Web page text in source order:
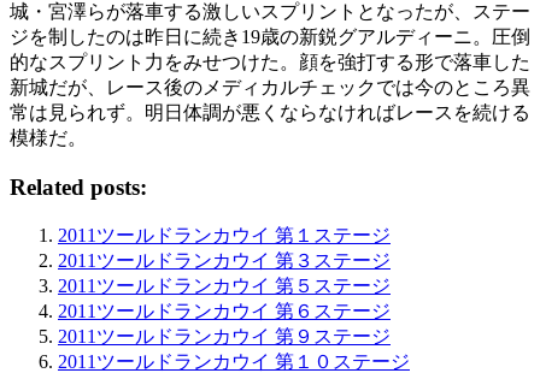
城・宮澤らが落車する激しいスプリントとなったが、ステー
ジを制したのは昨日に続き19歳の新鋭グアルディーニ。圧倒
的なスプリント力をみせつけた。顔を強打する形で落車した
新城だが、レース後のメディカルチェックでは今のところ異
常は見られず。明日体調が悪くならなければレースを続ける
模様だ。
Related posts:
2011ツールドランカウイ 第１ステージ
2011ツールドランカウイ 第３ステージ
2011ツールドランカウイ 第５ステージ
2011ツールドランカウイ 第６ステージ
2011ツールドランカウイ 第９ステージ
2011ツールドランカウイ 第１０ステージ